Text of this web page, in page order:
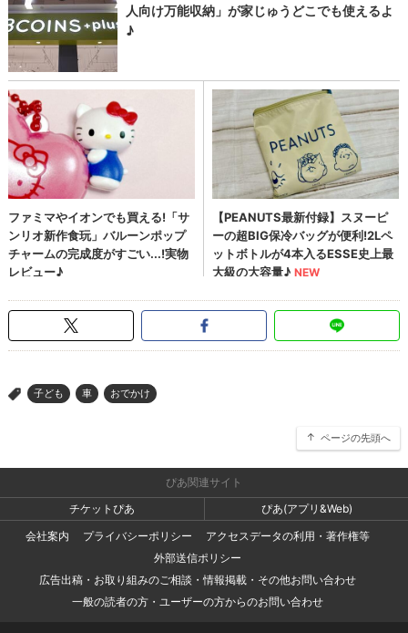
> 子ども 車 おでかけ
ページの先頭へ
ぴあ関連サイト
チケットぴあ
ぴあ(アプリ&Web)
会社案内
プライバシーポリシー
アクセスデータの利用・著作権等
外部送信ポリシー
広告出稿・お取り組みのご相談・情報掲載・その他お問い合わせ
一般の読者の方・ユーザーの方からのお問い合わせ